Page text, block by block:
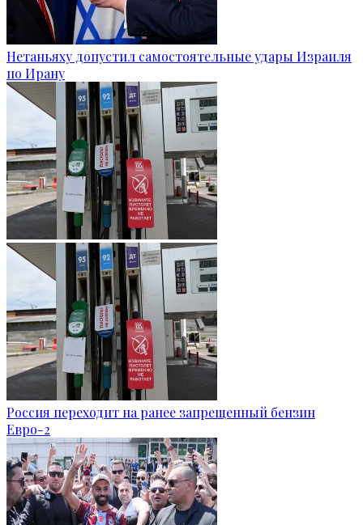
Нетаньяху допустил самостоятельные удары Израиля
по Ирану
Россия переходит на ранее запрещенный бензин
Евро-2